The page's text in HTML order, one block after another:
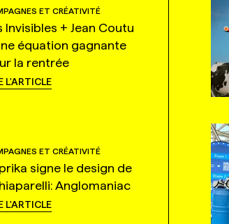
ET CRÉATIVITÉ
Invisibles + Jean Coutu
équation gagnante
la rentrée
L'ARTICLE
ET CRÉATIVITÉ
signe le design de
Anglomaniac
L'ARTICLE